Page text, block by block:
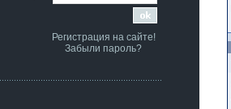
Ага понял буду знать спасибо
era124
7 июля 2026
разболтовка 5х114.3 спокойно
Регистрация на сайте!
Забыли пароль?